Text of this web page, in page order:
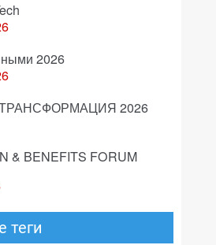
2026
ТРАНСФОРМАЦИЯ 2026
& BENEFITS FORUM
теги